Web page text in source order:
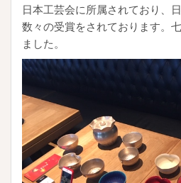
日本工芸会に所属されており、
数々の受賞をされております。
ました。